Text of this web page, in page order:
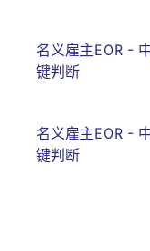
名义雇主EOR -
键判断
名义雇主EOR -
键判断